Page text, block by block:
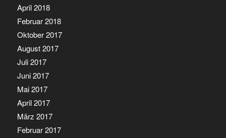
April 2018
Februar 2018
Oktober 2017
August 2017
Juli 2017
Juni 2017
Mai 2017
April 2017
März 2017
Februar 2017